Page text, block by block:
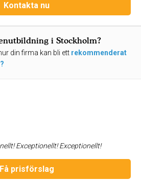
Kontakta nu
i Stockholm?
din firma kan bli ett rekommenderat
Exceptionellt! Exceptionellt!
Få prisförslag